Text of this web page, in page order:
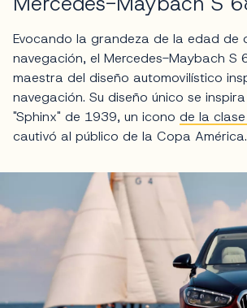
Evocando la grandeza de la edad de
navegación, el Mercedes-Maybach S
maestra del diseño automovilístico
navegación. Su diseño único se
"Sphinx" de 1939, un icono de la
cautivó al público de la Copa América.